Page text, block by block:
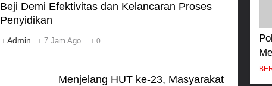
Beji Demi Efektivitas dan Kelancaran Proses
Penyidikan
Admin 7 Jam Ago 0
Menjelang HUT ke-23, Masyarakat